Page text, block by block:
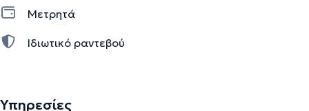
Μετρητά
Ιδιωτικό ραντεβού
Υπηρεσίες